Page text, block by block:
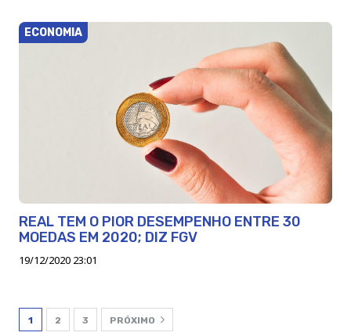
ECONOMIA
REAL TEM O PIOR DESEMPENHO ENTRE 30
MOEDAS EM 2020; DIZ FGV
19/12/2020 23:01
1 2 3 PRÓXIMO